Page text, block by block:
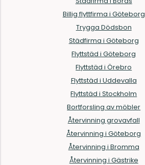
Billig flyttfirma i Göteborg
Trygga Dödsbon
Städfirma i Göteborg
Flyttstäd i Göteborg
Flyttstäd i Örebro
Flyttstäd i Uddevalla
Flyttstäd i Stockholm
Bortforsling av möbler
Återvinning grovavfall
Återvinning i Göteborg
Återvinning i Bromma
Återvinning i Gästrike